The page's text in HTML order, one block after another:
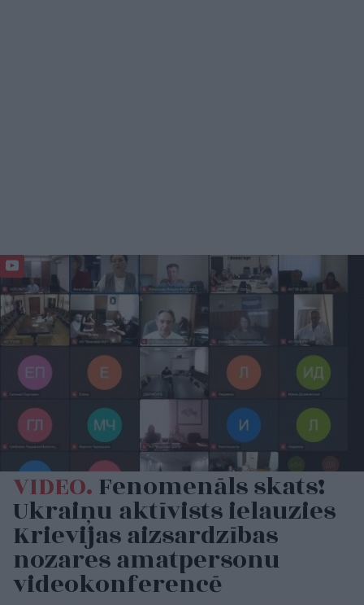
VIDEO.Fenomenāls skats!
Ukraiņu aktīvists ielauzies
Krievijas aizsardzības
nozares amatpersonu
videokonferencē